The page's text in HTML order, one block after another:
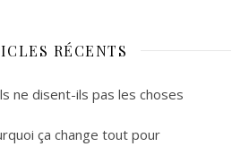
RÉCENTS
ne disent-ils pas les choses
ça change tout pour